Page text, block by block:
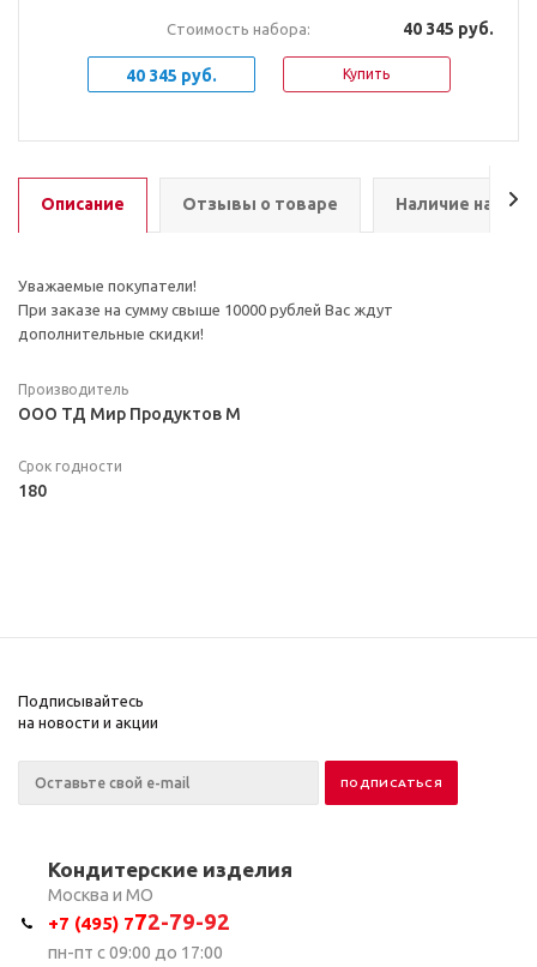
Стоимость набора: 40 345 руб.
40 345 руб. Купить
Описание Отзывы о товаре Наличие на
Уважаемые покупатели!
При заказе на сумму свыше 10000 рублей Вас ждут
дополнительные скидки!
Производитель
ООО ТД Мир Продуктов М
Срок годности
180
Подписывайтесь
на новости и акции
Кондитерские изделия
Москва и МО
+7 (495) 772-79-92
пн-пт с 09:00 до 17:00